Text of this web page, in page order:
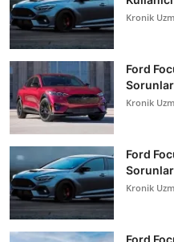
Kronik
Ford
Kronik
Ford
Kronik
Ford